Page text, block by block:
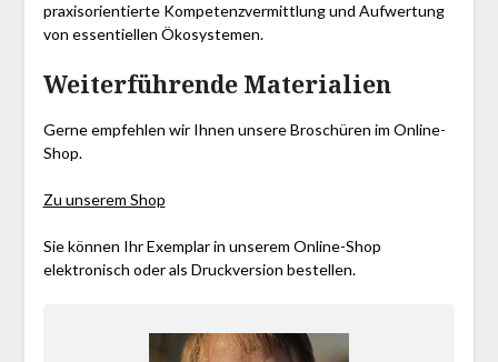
praxisorientierte Kompetenzvermittlung und Aufwertung
von essentiellen Ökosystemen.
Weiterführende Materialien
Gerne empfehlen wir Ihnen unsere Broschüren im Online-
Shop.
Zu unserem Shop
Sie können Ihr Exemplar in unserem Online-Shop
elektronisch oder als Druckversion bestellen.